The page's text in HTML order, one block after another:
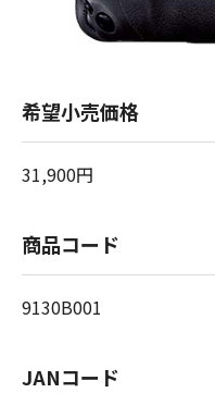
希望小売価格
31,900円
商品コード
9130B001
JANコード